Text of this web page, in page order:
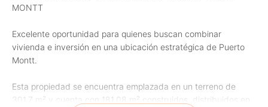
MONTT
Excelente oportunidad para quienes buscan combinar
vivienda e inversión en una ubicación estratégica de Puerto
Montt.
Esta propiedad se encuentra emplazada en un terreno de
301,7 m² y cuenta con 181,08 m² construidos, distribuidos en